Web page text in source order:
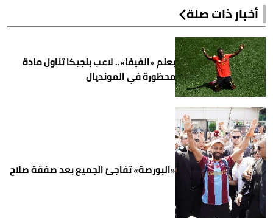
أخبار ذات صلة
بعلم «الفيفا».. لاعب بلجيكا تناول مادة
محظورة في المونديال
«البورصة» تفاجئ الجميع بعد صفقة صلاح